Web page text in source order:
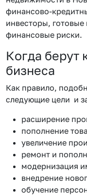
финансово-
инвесторы, готовые
финансовые риски.
Когда берут
бизнеса
Как правило,
следующие цели и
расширение
пополнение
увеличение
ремонт и
модернизация
внедрение
обучение